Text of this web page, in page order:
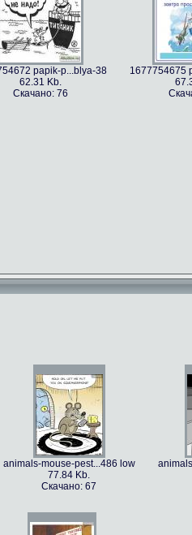
papik-p...blya-38
62.31 Kb.
Скачано: 76
1677754675
animals-mouse-pest...486 low
77.84 Kb.
Скачано: 67